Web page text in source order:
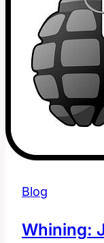
Blog
Whining: